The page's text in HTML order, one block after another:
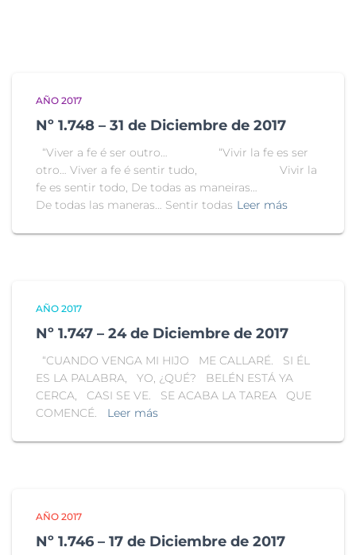
AÑO 2017
Nº 1.748 – 31 de Diciembre de 2017
“Viver a fe é ser outro… “Vivir la fe es ser
otro… Viver a fe é sentir tudo, Vivir la
fe es sentir todo, De todas as maneiras…
De todas las maneras… Sentir todas Leer más
AÑO 2017
Nº 1.747 – 24 de Diciembre de 2017
“CUANDO VENGA MI HIJO ME CALLARÉ. SI ÉL
ES LA PALABRA, YO, ¿QUÉ? BELÉN ESTÁ YA
CERCA, CASI SE VE. SE ACABA LA TAREA QUE
COMENCÉ.
Leer más
AÑO 2017
Nº 1.746 – 17 de Diciembre de 2017